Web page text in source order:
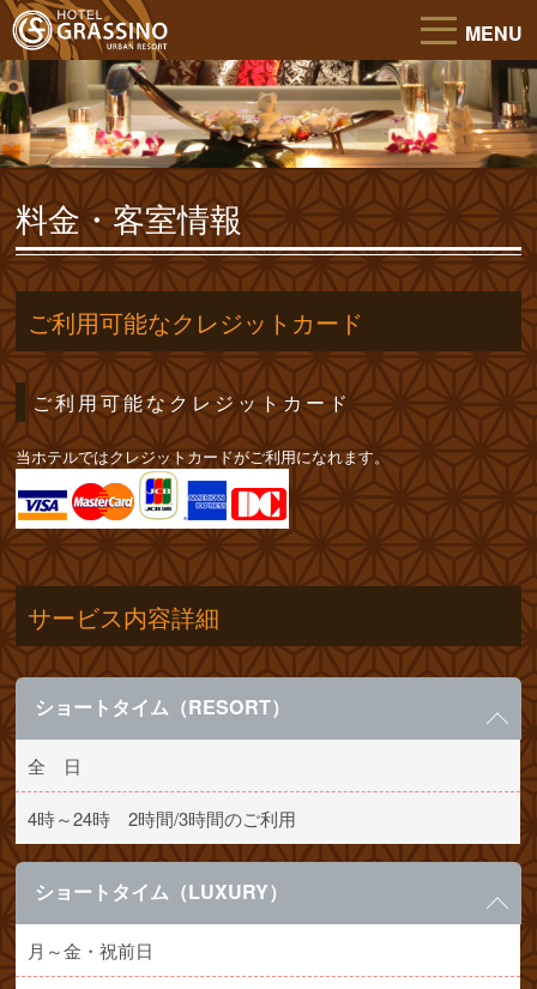
MENU
料金・客室情報
ご利用可能なクレジットカード
ご利用可能なクレジットカード
当ホテルではクレジットカードがご利用になれます。
サービス内容詳細
ショートタイム（RESORT）
全 日
4時～24時 2時間/3時間のご利用
ショートタイム（LUXURY）
月～金・祝前日